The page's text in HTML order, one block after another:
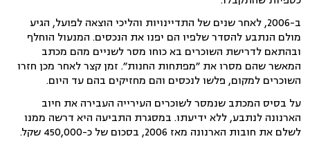
ב-2006, לאחר שנים של התדיינויות והליכי הוצאה לפועל, הגיע
מולם הנתבע להסדר שלפיו הם יפנו את הנכסים. המנעול הוחלף
ובהתאם לדרישת השוכרים בא כוחו מסר לשניים מהם מכתב
המאשר שהם מסרו את ״מפתחות החנות״. זמן קצר לאחר מכן חזרו
השוכרים למקום, פלשו לנכסים והם מחזיקים בהם עד היום.
על בסיס המכתב שנמסר לשוכרים העירייה העבירה את חיוב
הארנונה לנתבע, ללא ידיעתו. במסגרת התביעה היא דרשה ממנו
לשלם את חובות הארנונה מאז 2006, בסכום של כ-450,000 שקל.